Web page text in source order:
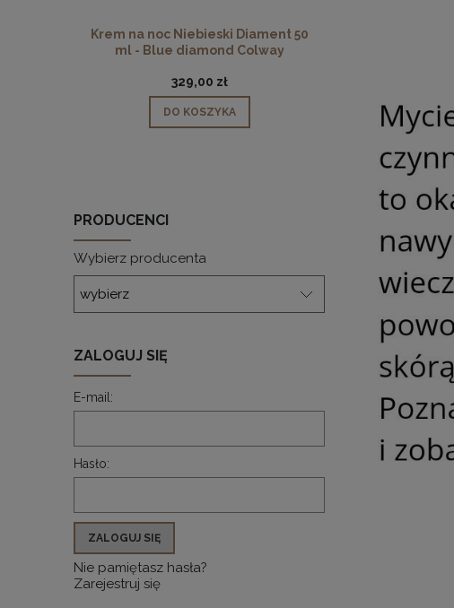
Krem na noc Niebieski Diament 50
ml - Blue diamond Colway
329,00 zł
DO KOSZYKA
PRODUCENCI
Wybierz producenta
ZALOGUJ SIĘ
E-mail:
Hasło:
ZALOGUJ SIĘ
Nie pamiętasz hasła?
Zarejestruj się